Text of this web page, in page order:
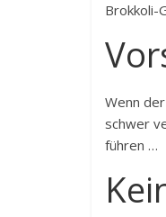
Brokkoli-
Wenn
schwer
führen …